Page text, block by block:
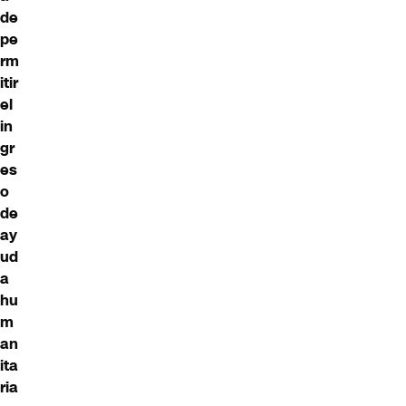
de
pe
rm
itir
el
in
gr
es
o
de
ay
ud
a
hu
m
an
ita
ria